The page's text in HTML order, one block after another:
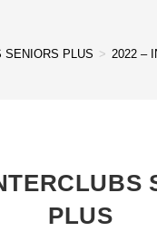
SENIORS PLUS > 2022 –
PLUS